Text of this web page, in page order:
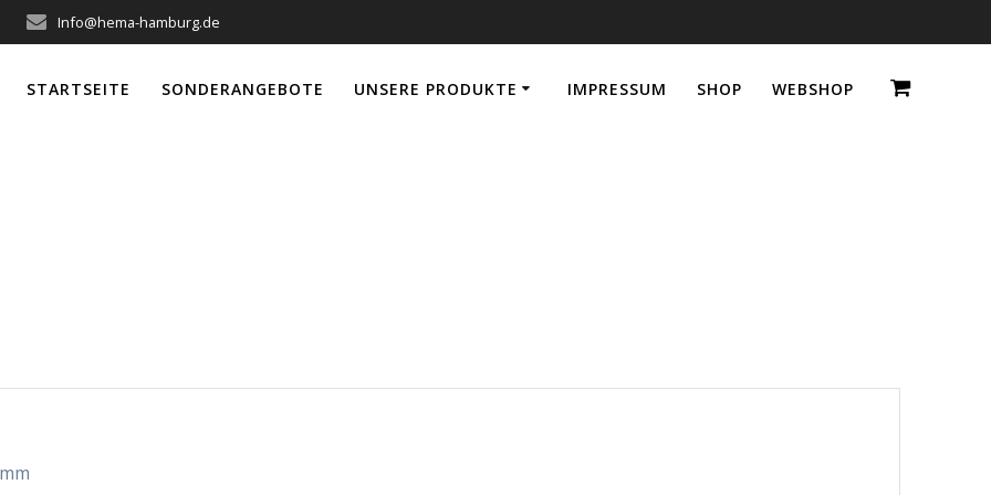
Info@hema-hamburg.de
STARTSEITE SONDERANGEBOTE UNSERE PRODUKTE IMPRESSUM SHOP WEBSHOP